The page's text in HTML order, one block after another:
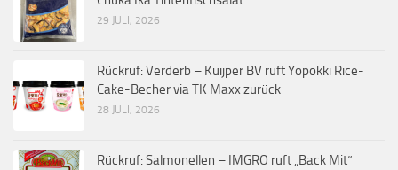
29 JULI, 2026
Rückruf: Verderb – Kuijper BV ruft Yopokki Rice-
Cake-Becher via TK Maxx zurück
28 JULI, 2026
Rückruf: Salmonellen – IMGRO ruft „Back Mit“